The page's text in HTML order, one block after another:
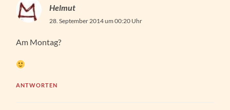
Helmut
28. September 2014 um 00:20 Uhr
Am Montag?
ANTWORTEN